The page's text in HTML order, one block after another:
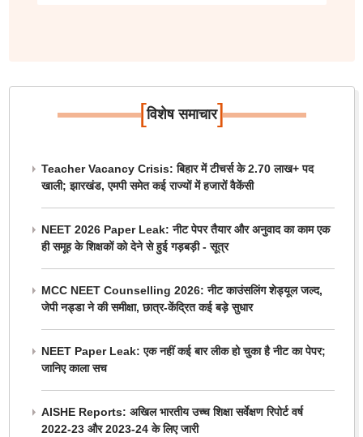
[विशेष समाचार]
Teacher Vacancy Crisis: बिहार में टीचर्स के 2.70 लाख+ पद
खाली; झारखंड, एमपी समेत कई राज्यों में हजारों वैकेंसी
NEET 2026 Paper Leak: नीट पेपर तैयार और अनुवाद का काम एक
ही समूह के शिक्षकों को देने से हुई गड़बड़ी - सूत्र
MCC NEET Counselling 2026: नीट काउंसलिंग शेड्यूल जल्द,
जेपी नड्डा ने की समीक्षा, छात्र-केंद्रित कई बड़े सुधार
NEET Paper Leak: एक नहीं कई बार लीक हो चुका है नीट का पेपर;
जानिए काला सच
AISHE Reports: अखिल भारतीय उच्च शिक्षा सर्वेक्षण रिपोर्ट वर्ष
2022-23 और 2023-24 के लिए जारी